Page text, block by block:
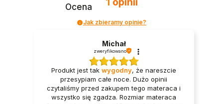
Ocena
Jak zbieramy opinie?
Michał
zweryfikowano
Produkt jest takwygodny, że nareszcie
przesypiam całe noce. Dużo opinii
czytaliśmy przed zakupem tego materaca i
wszystko się zgadza. Rozmiar materaca